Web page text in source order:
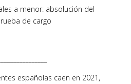
a menor: absolución del
de cargo
españolas caen en 2021,